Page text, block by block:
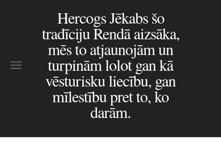
Hercogs Jēkabs šo
tradīciju Rendā aizsāka,
mēs to atjaunojām un
turpinām lolot gan kā
vēsturisku liecību, gan
mīlestību pret to, ko
darām.